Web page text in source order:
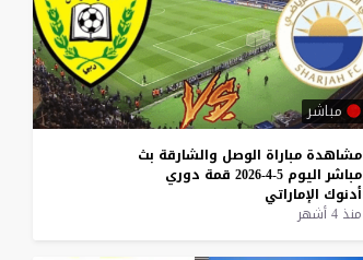
مباشر
مشاهدة مباراة الوصل والشارقة بث
مباشر اليوم 5-4-2026 قمة دوري
أدنوك الإماراتي
منذ 4 أشهر